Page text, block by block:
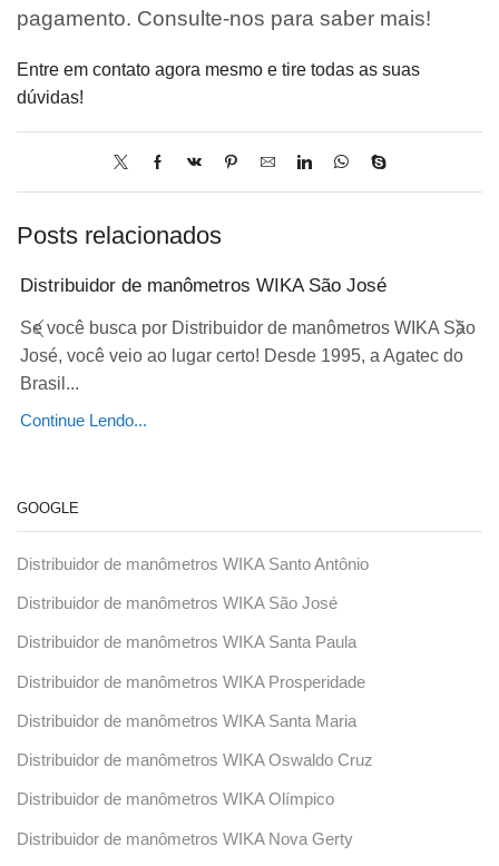
pagamento. Consulte-nos para saber mais!
Entre em contato agora mesmo e tire todas as suas
dúvidas!
Posts relacionados
Distribuidor de manômetros WIKA São José
Se você busca por Distribuidor de manômetros WIKA São
José, você veio ao lugar certo! Desde 1995, a Agatec do
Brasil...
Continue Lendo...
GOOGLE
Distribuidor de manômetros WIKA Santo Antônio
Distribuidor de manômetros WIKA São José
Distribuidor de manômetros WIKA Santa Paula
Distribuidor de manômetros WIKA Prosperidade
Distribuidor de manômetros WIKA Santa Maria
Distribuidor de manômetros WIKA Oswaldo Cruz
Distribuidor de manômetros WIKA Olímpico
Distribuidor de manômetros WIKA Nova Gerty